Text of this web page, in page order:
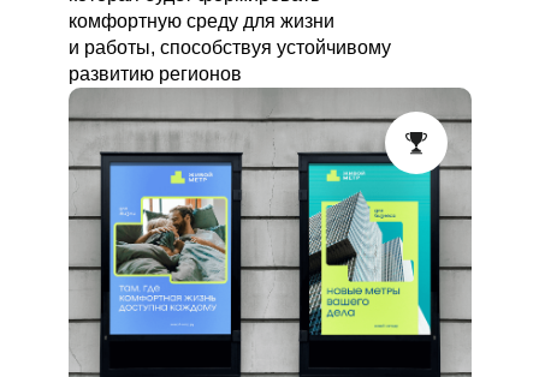
комфортную среду для жизни
и работы, способствуя устойчивому
развитию регионов